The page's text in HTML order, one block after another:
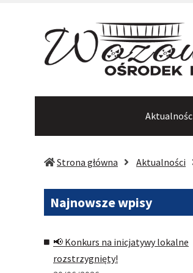
Strona główna Aktualności
Najnowszewpisy
📢 Konkurs na inicjatywy lokalne
rozstrzygnięty!